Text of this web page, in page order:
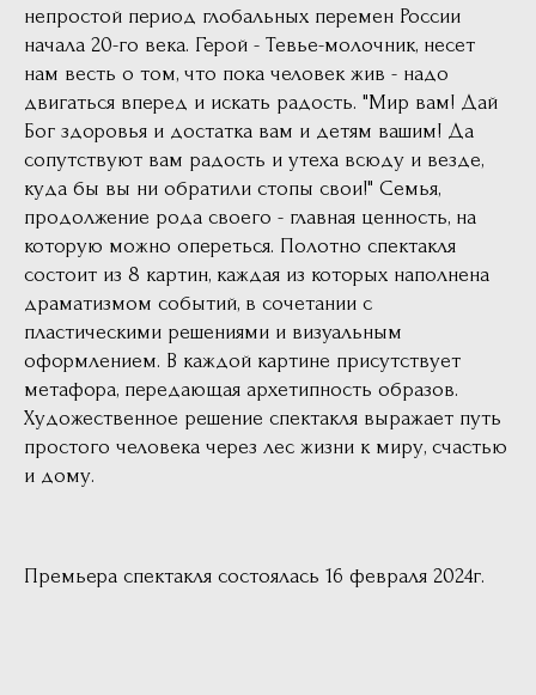
непростой период глобальных перемен России
начала 20-го века. Герой - Тевье-молочник, несет
нам весть о том, что пока человек жив - надо
двигаться вперед и искать радость. "Мир вам! Дай
Бог здоровья и достатка вам и детям вашим! Да
сопутствуют вам радость и утеха всюду и везде,
куда бы вы ни обратили стопы свои!" Семья,
продолжение рода своего - главная ценность, на
которую можно опереться. Полотно спектакля
состоит из 8 картин, каждая из которых наполнена
драматизмом событий, в сочетании с
пластическими решениями и визуальным
оформлением. В каждой картине присутствует
метафора, передающая архетипность образов.
Художественное решение спектакля выражает путь
простого человека через лес жизни к миру, счастью
и дому.
Премьера спектакля состоялась 16 февраля 2024г.